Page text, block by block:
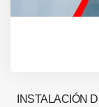
INSTALACIÓN